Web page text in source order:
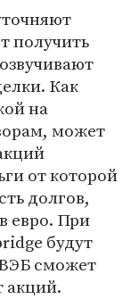
получить
Как
на
может
от которой
долгов,
евро. При
будут
сможет
акций.